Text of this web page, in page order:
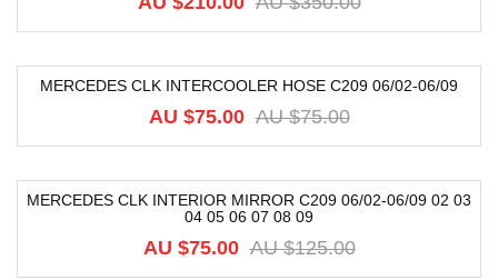
MERCEDES CLK INTERCOOLER HOSE C209 06/02-06/09
AU $75.00
AU $75.00
MERCEDES CLK INTERIOR MIRROR C209 06/02-06/09 02 03
04 05 06 07 08 09
AU $125.00
AU $75.00